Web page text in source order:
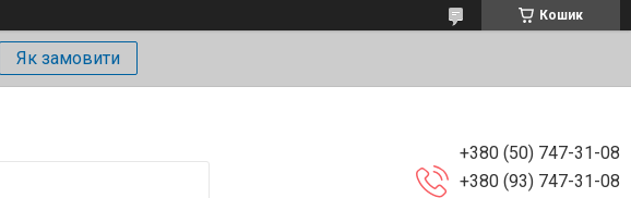
Кошик
Як замовити
+380 (50) 747-31-08
+380 (93) 747-31-08